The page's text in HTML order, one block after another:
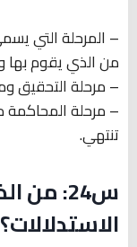
– المرحلة التي
من الذي يقوم
– مرحلة التحقيق
– مرحلة
تنتهي.
س24:
الاستدلالات؟